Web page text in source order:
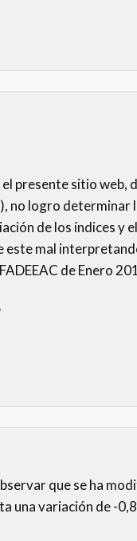
presente sitio web,
no logro determinar
de los índices y
este mal
de Enero
que se ha
una variación de -